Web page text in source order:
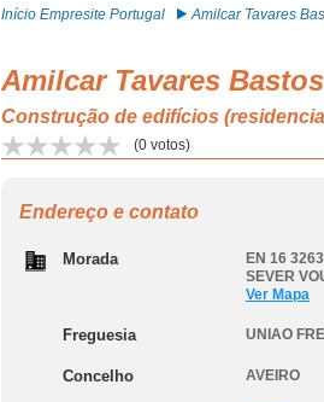
Início Empresite Portugal Amilcar Tavares
Amilcar Tavares
Construção de edifícios
(0 votos)
Endereço e contato
Morada EN 16
SEVER
Ver Mapa
Freguesia UNIAO
Concelho AVEIRO